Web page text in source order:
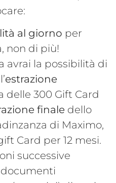
al giorno per
non di più!
avrai la possibilità di
estrazione
delle 300 Gift Card
finale dello
di Maximo,
Card per 12 mesi.
successive